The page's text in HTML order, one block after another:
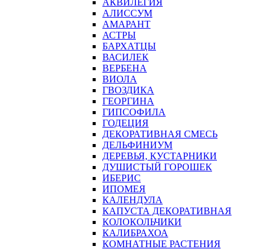
АКВИЛЕГИЯ
АЛИССУМ
АМАРАНТ
АСТРЫ
БАРХАТЦЫ
ВАСИЛЕК
ВЕРБЕНА
ВИОЛА
ГВОЗДИКА
ГЕОРГИНА
ГИПСОФИЛА
ГОДЕЦИЯ
ДЕКОРАТИВНАЯ СМЕСЬ
ДЕЛЬФИНИУМ
ДЕРЕВЬЯ, КУСТАРНИКИ
ДУШИСТЫЙ ГОРОШЕК
ИБЕРИС
ИПОМЕЯ
КАЛЕНДУЛА
КАПУСТА ДЕКОРАТИВНАЯ
КОЛОКОЛЬЧИКИ
КАЛИБРАХОА
КОМНАТНЫЕ РАСТЕНИЯ